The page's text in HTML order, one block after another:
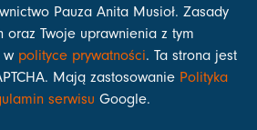
Pauza Anita Musioł. Zasady
oraz Twoje uprawnienia z tym
w polityce prywatności. Ta strona jest
Mają zastosowanie Polityka
serwisu Google.